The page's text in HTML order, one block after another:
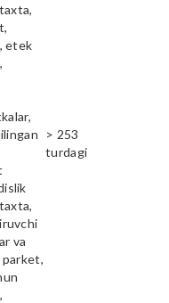
etek
va
parket,
> 253
turdagi